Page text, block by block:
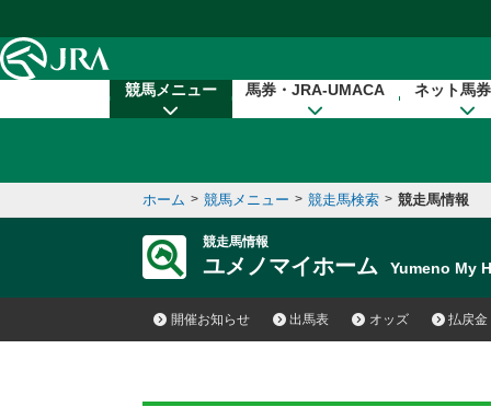
競馬メニュー 馬券・JRA-UMACA ネット馬
ホーム > 競馬メニュー > 競走馬検索 > 競走馬情報
競走馬情報
ユメノマイホーム Yumeno My
開催お知らせ 出馬表 オッズ 払戻金